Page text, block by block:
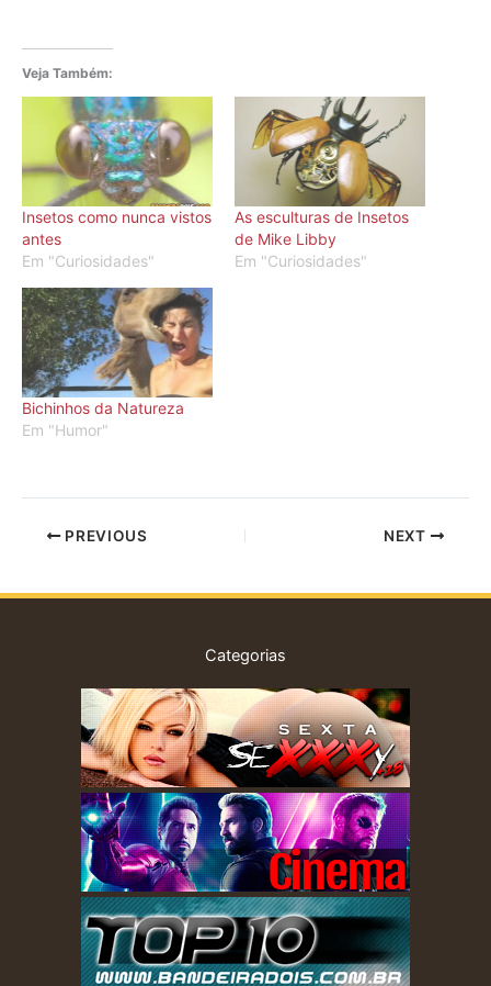
Veja Também:
Insetos como nunca vistos
antes
Em "Curiosidades"
As esculturas de Insetos
de Mike Libby
Em "Curiosidades"
Bichinhos da Natureza
Em "Humor"
PREVIOUS NEXT
Categorias